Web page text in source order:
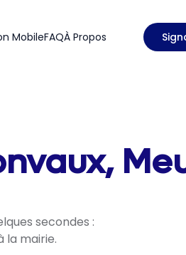
MobileFAQÀ Propos
secondes :
la mairie.